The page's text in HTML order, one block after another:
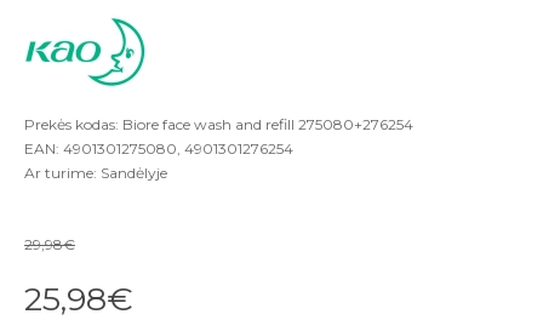
Prekės kodas: Biore face wash and refill 275080+276254
EAN: 4901301275080, 4901301276254
Ar turime: Sandėlyje
29,98€
25,98€